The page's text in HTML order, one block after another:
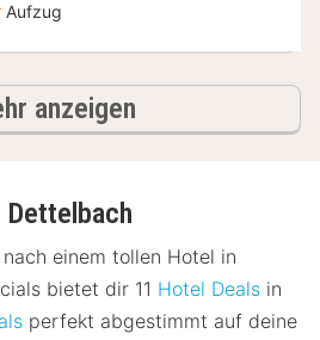
Aufzug
anzeigen
Dettelbach
einem tollen Hotel in
bietet dir 11 Hotel Deals in
perfekt abgestimmt auf deine